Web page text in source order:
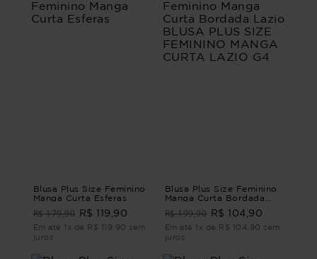
Blusa Plus Size Feminino
Manga Curta Esferas
R$ 179,90 R$ 119,90
Em até 1x de R$ 119,90 sem
juros
Blusa Plus Size Feminino
Manga Curta Bordada
Lazio BLUSA PLUS SIZE
FEMININO MANGA CURTA
LAZIO G4
R$ 199,90 R$ 104,90
Em até 1x de R$ 104,90 sem
juros